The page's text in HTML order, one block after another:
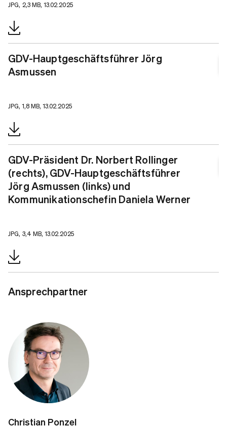
JPG, 2,3 MB, 13.02.2025
GDV-Hauptgeschäftsführer Jörg
Asmussen
JPG, 1,8 MB, 13.02.2025
GDV-Präsident Dr. Norbert Rollinger
(rechts), GDV-Hauptgeschäftsführer
Jörg Asmussen (links) und
Kommunikationschefin Daniela Werner
JPG, 3,4 MB, 13.02.2025
Ansprechpartner
Christian Ponzel